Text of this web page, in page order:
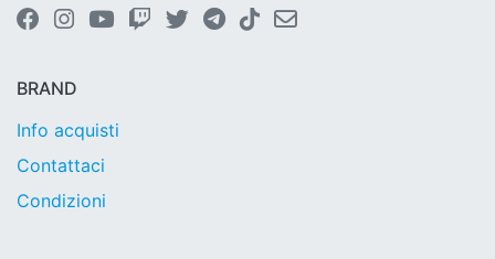
BRAND
Info acquisti
Contattaci
Condizioni